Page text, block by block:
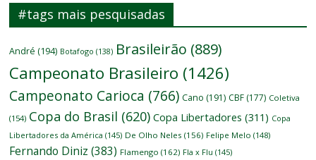
#tags mais pesquisadas
André (194) Botafogo (138) Brasileirão (889)
Campeonato Brasileiro (1426)
Campeonato Carioca (766) Cano (191) CBF (177) Coletiva
(154) Copa do Brasil (620) Copa Libertadores (311) Copa
Libertadores da América (145) De Olho Neles (156) Felipe Melo (148)
Fernando Diniz (383) Flamengo (162) Fla x Flu (145)